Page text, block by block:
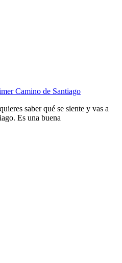
Camino de Santiago
saber qué se siente y vas a
Es una buena